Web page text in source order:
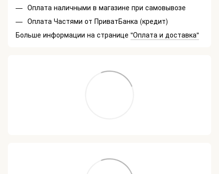
Оплата наличными в магазине при самовывозе
Оплата Частями от ПриватБанка (кредит)
Больше информации на странице "Оплата и доставка"